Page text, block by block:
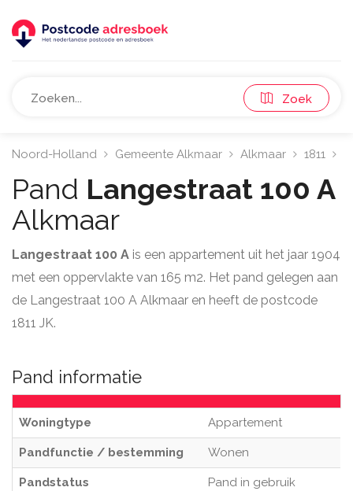
Zoek
Noord-Holland Gemeente Alkmaar Alkmaar 1811
Pand Langestraat 100 A
Alkmaar
Langestraat 100 A is een appartement uit het jaar 1904
met een oppervlakte van 165 m2. Het pand gelegen aan
de Langestraat 100 A Alkmaar en heeft de postcode
1811 JK.
Pand informatie
Woningtype Appartement
Pandfunctie / bestemming Wonen
Pandstatus Pand in gebruik